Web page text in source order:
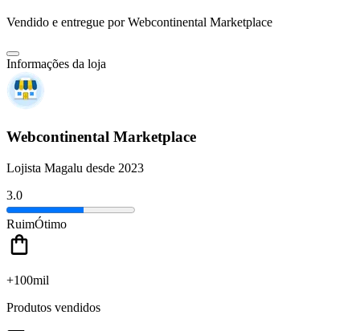
Vendido e entregue por Webcontinental Marketplace
Informações da loja
Webcontinental Marketplace
Lojista Magalu desde 2023
3.0
RuimÓtimo
+100mil
Produtos vendidos